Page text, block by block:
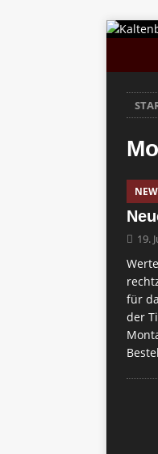
19.
für
der